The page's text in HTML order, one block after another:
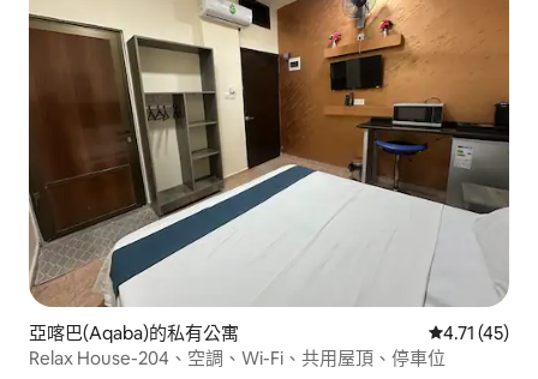
亞喀巴(Aqaba)的私有公寓 從 45 則評價
4.71 (45)
Relax House-204、空調、Wi-Fi、共用屋頂、停車位